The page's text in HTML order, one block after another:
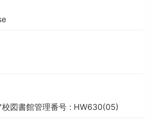
図書館管理番号 : HW630(05)